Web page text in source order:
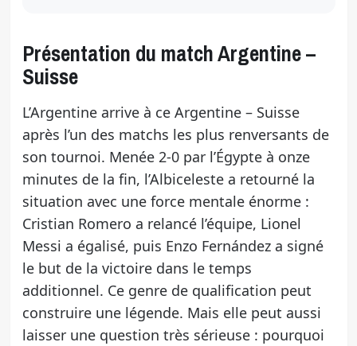
Présentation du match Argentine –
Suisse
L’Argentine arrive à ce Argentine – Suisse
après l’un des matchs les plus renversants de
son tournoi. Menée 2-0 par l’Égypte à onze
minutes de la fin, l’Albiceleste a retourné la
situation avec une force mentale énorme :
Cristian Romero a relancé l’équipe, Lionel
Messi a égalisé, puis Enzo Fernández a signé
le but de la victoire dans le temps
additionnel. Ce genre de qualification peut
construire une légende. Mais elle peut aussi
laisser une question très sérieuse : pourquoi